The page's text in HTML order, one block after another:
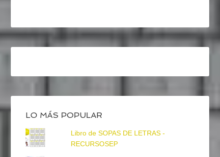
LO MÁS POPULAR
Libro de SOPAS DE LETRAS -
RECURSOSEP